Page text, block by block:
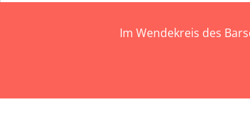
Im Wendekreis des